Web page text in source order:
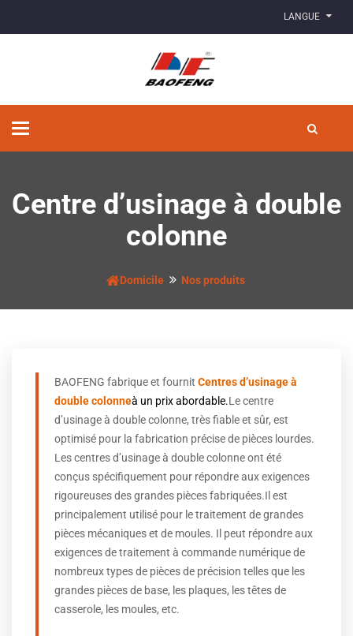
LANGUE
Basculer
Centre d’usinage à double
colonne
Domicile Nos produits
BAOFENG fabrique et fournit Centres d’usinage à
double colonneà un prix abordable.Le centre
d’usinage à double colonne, très fiable et sûr, est
optimisé pour la fabrication précise de pièces lourdes.
Les centres d’usinage à double colonne ont été
conçus spécifiquement pour répondre aux exigences
rigoureuses des grandes pièces fabriquées.Il est
principalement utilisé pour le traitement de grandes
pièces mécaniques et de moules. Il peut répondre aux
exigences de traitement à commande numérique de
nombreux types de pièces de précision telles que les
grandes pièces de base, les plaques, les têtes de
casserole, les moules, etc.